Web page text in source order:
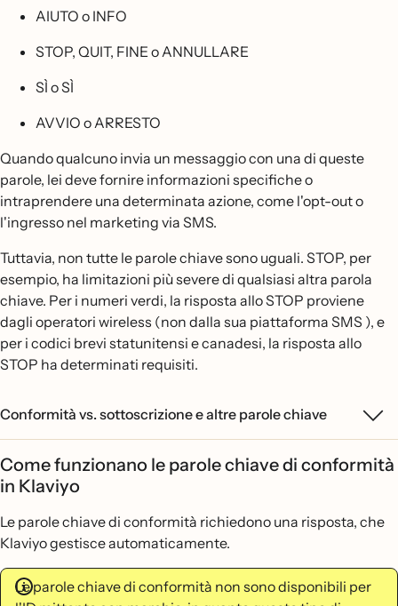
AIUTO o INFO
STOP, QUIT, FINE o ANNULLARE
SÌ o SÌ
AVVIO o ARRESTO
Quando qualcuno invia un messaggio con una di queste
parole, lei deve fornire informazioni specifiche o
intraprendere una determinata azione, come l'opt-out o
l'ingresso nel marketing via SMS.
Tuttavia, non tutte le parole chiave sono uguali. STOP, per
esempio, ha limitazioni più severe di qualsiasi altra parola
chiave. Per i numeri verdi, la risposta allo STOP proviene
dagli operatori wireless (non dalla sua piattaforma SMS ), e
per i codici brevi statunitensi e canadesi, la risposta allo
STOP ha determinati requisiti.
Conformità vs. sottoscrizione e altre parole chiave
Come funzionano le parole chiave di conformità
in Klaviyo
Le parole chiave di conformità richiedono una risposta, che
Klaviyo gestisce automaticamente.
Le parole chiave di conformità non sono disponibili per